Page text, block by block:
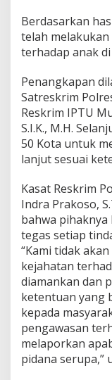
Berdasarkan
telah
terhadap anak
Penangkapan
Satreskrim
Reskrim IPTU
S.I.K., M.H.
50 Kota untuk
lanjut sesuai
Kasat Reskrim
Indra Prakoso,
bahwa
tegas setiap
“Kami tidak
kejahatan
diamankan dan
ketentuan yang
kepada
pengawasan
melaporkan
pidana serupa,”